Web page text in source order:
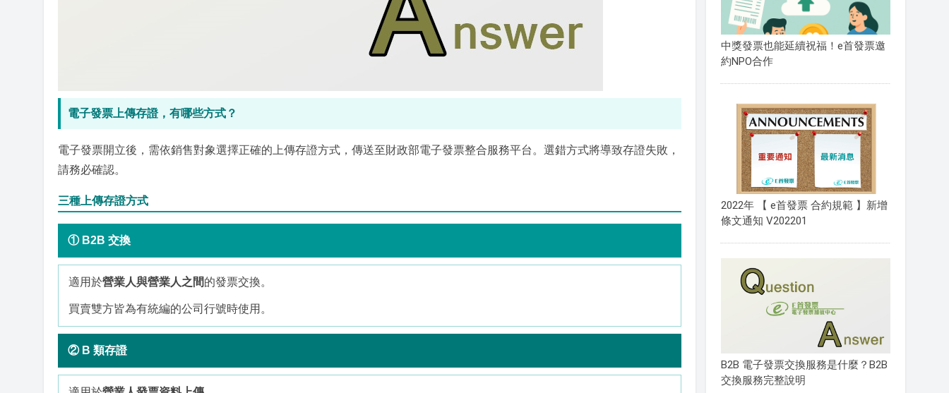
電子發票上傳存證，有哪些方式？
電子發票開立後，需依銷售對象選擇正確的上傳存證方式，傳送至財政部電子發票整合服務平台。選錯方式將導致存證失敗，
請務必確認。
三種上傳存證方式
① B2B 交換
適用於營業人與營業人之間的發票交換。
買賣雙方皆為有統編的公司行號時使用。
② B 類存證
中獎發票也能延續祝福！e首發票邀
約NPO合作
2022年 【 e首發票 合約規範 】新增
條文通知 V202201
B2B 電子發票交換服務是什麼？B2B
交換服務完整說明